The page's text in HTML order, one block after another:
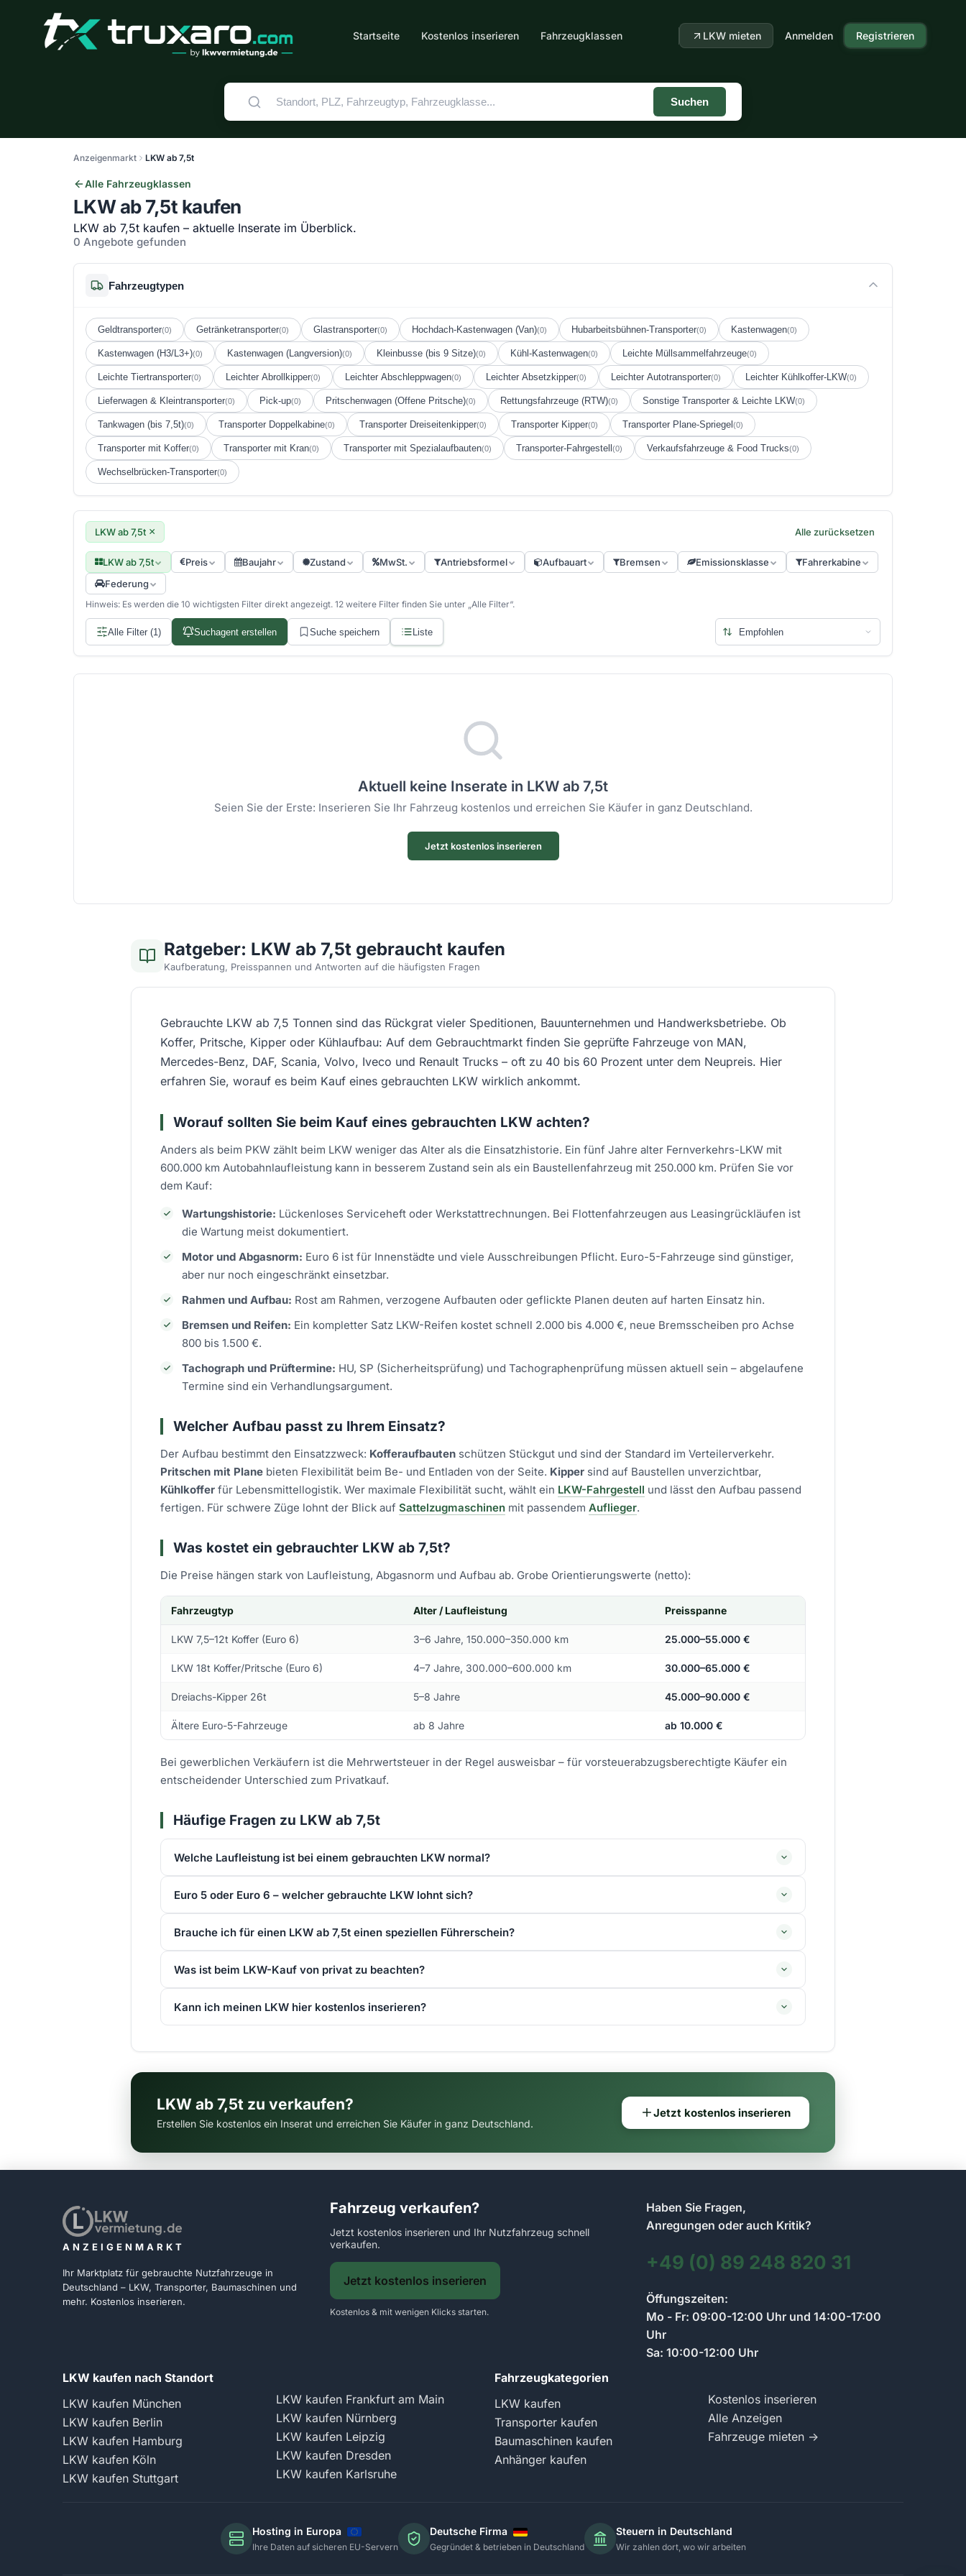
Startseite Kostenlos inserieren Fahrzeugklassen LKW mieten Anmelden Registrieren
Suchen
Anzeigenmarkt LKW ab 7,5t
Alle Fahrzeugklassen
LKW ab 7,5t kaufen
LKW ab 7,5t kaufen – aktuelle Inserate im Überblick.
0 Angebote gefunden
Fahrzeugtypen
Geldtransporter(0) Getränketransporter(0) Glastransporter(0) Hochdach-Kastenwagen (Van)(0) Hubarbeitsbühnen-Transporter(0) Kastenwagen(0)
Kastenwagen (H3/L3+)(0) Kastenwagen (Langversion)(0) Kleinbusse (bis 9 Sitze)(0) Kühl-Kastenwagen(0) Leichte Müllsammelfahrzeuge(0)
Leichte Tiertransporter(0) Leichter Abrollkipper(0) Leichter Abschleppwagen(0) Leichter Absetzkipper(0) Leichter Autotransporter(0) Leichter Kühlkoffer-LKW(0)
Lieferwagen & Kleintransporter(0) Pick-up(0) Pritschenwagen (Offene Pritsche)(0) Rettungsfahrzeuge (RTW)(0) Sonstige Transporter & Leichte LKW(0)
Tankwagen (bis 7,5t)(0) Transporter Doppelkabine(0) Transporter Dreiseitenkipper(0) Transporter Kipper(0) Transporter Plane-Spriegel (0)
Transporter mit Koffer(0) Transporter mit Kran(0) Transporter mit Spezialaufbauten(0) Transporter-Fahrgestell (0) Verkaufsfahrzeuge & Food Trucks(0)
Wechselbrücken-Transporter(0)
LKW ab 7,5t × Alle zurücksetzen
LKW ab 7,5t Preis Baujahr Zustand MwSt. Antriebsformel Aufbauart Bremsen Emissionsklasse
Fahrerkabine
Federung
Hinweis: Es werden die 10 wichtigsten Filter direkt angezeigt. 12 weitere Filter finden Sie unter „Alle Filter“.
Alle Filter (1) Suchagent erstellen Suche speichern Liste
Aktuell keine Inserate in LKW ab 7,5t
Seien Sie der Erste: Inserieren Sie Ihr Fahrzeug kostenlos und erreichen Sie Käufer in ganz Deutschland.
Jetzt kostenlos inserieren
Ratgeber: LKW ab 7,5t gebraucht kaufen
Kaufberatung, Preisspannen und Antworten auf die häufigsten Fragen
Gebrauchte LKW ab 7,5 Tonnen sind das Rückgrat vieler Speditionen, Bauunternehmen und Handwerksbetriebe. Ob
Koffer, Pritsche, Kipper oder Kühlaufbau: Auf dem Gebrauchtmarkt finden Sie geprüfte Fahrzeuge von MAN,
Mercedes-Benz, DAF, Scania, Volvo, Iveco und Renault Trucks – oft zu 40 bis 60 Prozent unter dem Neupreis. Hier
erfahren Sie, worauf es beim Kauf eines gebrauchten LKW wirklich ankommt.
Worauf sollten Sie beim Kauf eines gebrauchten LKW achten?
Anders als beim PKW zählt beim LKW weniger das Alter als die Einsatzhistorie. Ein fünf Jahre alter Fernverkehrs-LKW mit
600.000 km Autobahnlaufleistung kann in besserem Zustand sein als ein Baustellenfahrzeug mit 250.000 km. Prüfen Sie vor
dem Kauf:
Wartungshistorie: Lückenloses Serviceheft oder Werkstattrechnungen. Bei Flottenfahrzeugen aus Leasingrückläufen ist
die Wartung meist dokumentiert.
Motor und Abgasnorm: Euro 6 ist für Innenstädte und viele Ausschreibungen Pflicht. Euro-5-Fahrzeuge sind günstiger,
aber nur noch eingeschränkt einsetzbar.
Rahmen und Aufbau: Rost am Rahmen, verzogene Aufbauten oder geflickte Planen deuten auf harten Einsatz hin.
Bremsen und Reifen: Ein kompletter Satz LKW-Reifen kostet schnell 2.000 bis 4.000 €, neue Bremsscheiben pro Achse
800 bis 1.500 €.
Tachograph und Prüftermine: HU, SP (Sicherheitsprüfung) und Tachographenprüfung müssen aktuell sein – abgelaufene
Termine sind ein Verhandlungsargument.
Welcher Aufbau passt zu Ihrem Einsatz?
Der Aufbau bestimmt den Einsatzzweck: Kofferaufbauten schützen Stückgut und sind der Standard im Verteilerverkehr.
Pritschen mit Plane bieten Flexibilität beim Be- und Entladen von der Seite. Kipper sind auf Baustellen unverzichtbar,
Kühlkoffer für Lebensmittellogistik. Wer maximale Flexibilität sucht, wählt ein LKW-Fahrgestell und lässt den Aufbau passend
fertigen. Für schwere Züge lohnt der Blick auf Sattelzugmaschinen mit passendem Auflieger.
Was kostet ein gebrauchter LKW ab 7,5t?
Die Preise hängen stark von Laufleistung, Abgasnorm und Aufbau ab. Grobe Orientierungswerte (netto):
Fahrzeugtyp Alter / Laufleistung Preisspanne
LKW 7,5–12t Koffer (Euro 6) 3–6 Jahre, 150.000–350.000 km 25.000–55.000 €
LKW 18t Koffer/Pritsche (Euro 6) 4–7 Jahre, 300.000–600.000 km 30.000–65.000 €
Dreiachs-Kipper 26t 5–8 Jahre 45.000–90.000 €
Ältere Euro-5-Fahrzeuge ab 8 Jahre ab 10.000 €
Bei gewerblichen Verkäufern ist die Mehrwertsteuer in der Regel ausweisbar – für vorsteuerabzugsberechtigte Käufer ein
entscheidender Unterschied zum Privatkauf.
Häufige Fragen zu LKW ab 7,5t
Welche Laufleistung ist bei einem gebrauchten LKW normal?
Euro 5 oder Euro 6 – welcher gebrauchte LKW lohnt sich?
Brauche ich für einen LKW ab 7,5t einen speziellen Führerschein?
Was ist beim LKW-Kauf von privat zu beachten?
Kann ich meinen LKW hier kostenlos inserieren?
LKW ab 7,5t zu verkaufen?
Erstellen Sie kostenlos ein Inserat und erreichen Sie Käufer in ganz Deutschland.
Jetzt kostenlos inserieren
ANZEIGENMARKT
Ihr Marktplatz für gebrauchte Nutzfahrzeuge in
Deutschland – LKW, Transporter, Baumaschinen und
mehr. Kostenlos inserieren.
Fahrzeug verkaufen?
Jetzt kostenlos inserieren und Ihr Nutzfahrzeug schnell
verkaufen.
Jetzt kostenlos inserieren
Kostenlos & mit wenigen Klicks starten.
Haben Sie Fragen,
Anregungen oder auch Kritik?
+49 (0) 89 248 820 31
Öffungszeiten:
Mo - Fr: 09:00-12:00 Uhr und 14:00-17:00
Uhr
Sa: 10:00-12:00 Uhr
LKW kaufen nach Standort
LKW kaufen München
LKW kaufen Berlin
LKW kaufen Hamburg
LKW kaufen Köln
LKW kaufen Stuttgart
LKW kaufen Frankfurt am Main
LKW kaufen Nürnberg
LKW kaufen Leipzig
LKW kaufen Dresden
LKW kaufen Karlsruhe
Fahrzeugkategorien
LKW kaufen
Transporter kaufen
Baumaschinen kaufen
Anhänger kaufen
Kostenlos inserieren
Alle Anzeigen
Fahrzeuge mieten →
Hosting in Europa
Ihre Daten auf sicheren EU-Servern
Deutsche Firma
Gegründet & betrieben in Deutschland
Steuern in Deutschland
Wir zahlen dort, wo wir arbeiten
Kontakt zum Anzeigenmarkt-Team
Schreiben Sie uns Ihre Frage zum Anzeigenmarkt.